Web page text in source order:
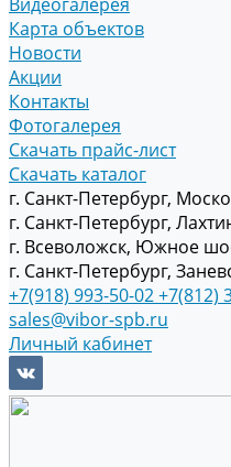
Карта объектов
Новости
Акции
Контакты
Фотогалерея
Скачать прайс-лист
Скачать каталог
г. Санкт-Петербург,
г. Санкт-Петербург,
г. Всеволожск, Южное
г. Санкт-Петербург,
+7(918) 993-50-02+7(812)
sales@vibor-spb.ru
Личный кабинет